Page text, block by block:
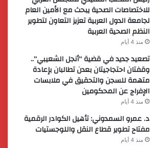
للاختصاصات الصحية يبحث مع الأمين العام
لجامعة الدول العربية تعزيز التعاون لتطوير
النظم الصحية العربية
منذ 4 أيام
تصعيد جديد في قضية “أنجل الشعيبي”..
وقفتان احتجاجيتان بعدن تطالبان بإعادة
متهمة للسجن والتحقيق في ملابسات
الإفراج عن المحكومين
منذ 4 أيام
د. عمرو السمدوني: تأهيل الكوادر الرقمية
مفتاح تطوير قطاع النقل واللوجستيات
منذ 4 أيام